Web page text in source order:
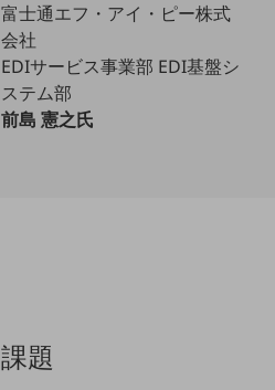
富士通エフ・アイ・ピー株式
会社
EDIサービス事業部 EDI基盤シ
ステム部
前島 憲之氏
課題